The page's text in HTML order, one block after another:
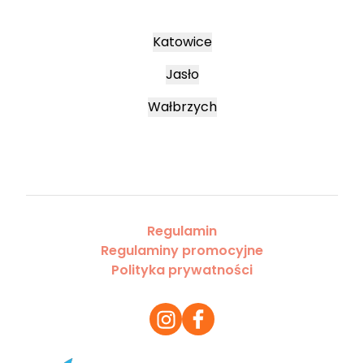
Katowice
Jasło
Wałbrzych
Regulamin
Regulaminy promocyjne
Polityka prywatności